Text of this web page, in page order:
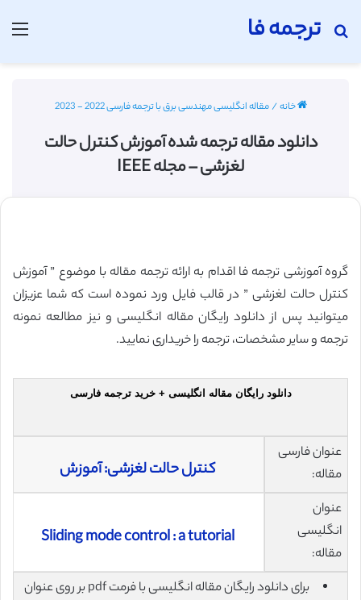
ترجمه فا
جستجو برای
خانه/مقاله انگلیسی مهندسی برق با ترجمه فارسی 2022 - 2023
دانلود مقاله ترجمه شده آموزش کنترل حالت
لغزشی – مجله IEEE
گروه آموزشی ترجمه فا اقدام به ارائه ترجمه مقاله با موضوع ” آموزش
کنترل حالت لغزشی ” در قالب فایل ورد نموده است که شما عزیزان
میتوانید پس از دانلود رایگان مقاله انگلیسی و نیز مطالعه نمونه
ترجمه و سایر مشخصات، ترجمه را خریداری نمایید.
دانلود رایگان مقاله انگلیسی + خرید ترجمه فارسی
عنوان فارسی
مقاله:
کنترل حالت لغزشی: آموزش
عنوان
انگلیسی
مقاله:
Sliding mode control : a tutorial
برای دانلود رایگان مقاله انگلیسی با فرمت pdf بر روی عنوان